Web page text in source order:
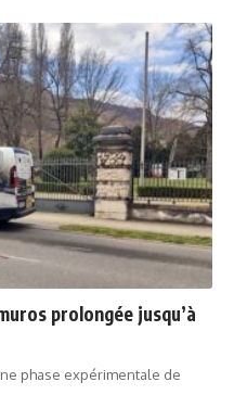
prolongée jusqu’à
phase expérimentale de